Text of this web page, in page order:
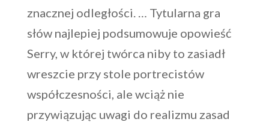
znacznej odległości. … Tytularna gra
słów najlepiej podsumowuje opowieść
Serry, w której twórca niby to zasiadł
wreszcie przy stole portrecistów
współczesności, ale wciąż nie
przywiązując uwagi do realizmu zasad